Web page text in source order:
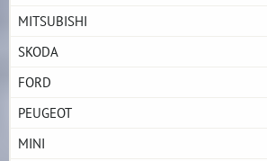
MITSUBISHI
SKODA
FORD
PEUGEOT
MINI